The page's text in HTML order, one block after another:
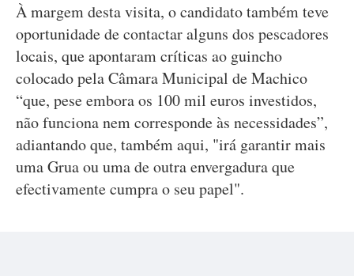
À margem desta visita, o candidato também teve
oportunidade de contactar alguns dos pescadores
locais, que apontaram críticas ao guincho
colocado pela Câmara Municipal de Machico
“que, pese embora os 100 mil euros investidos,
não funciona nem corresponde às necessidades”,
adiantando que, também aqui, "irá garantir mais
uma Grua ou uma de outra envergadura que
efectivamente cumpra o seu papel".